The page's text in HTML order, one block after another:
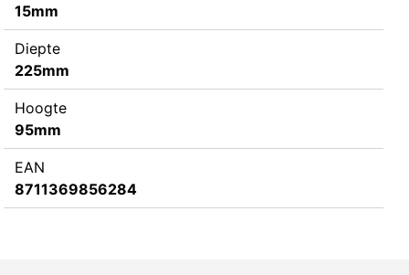
15mm
Diepte
225mm
Hoogte
95mm
EAN
8711369856284